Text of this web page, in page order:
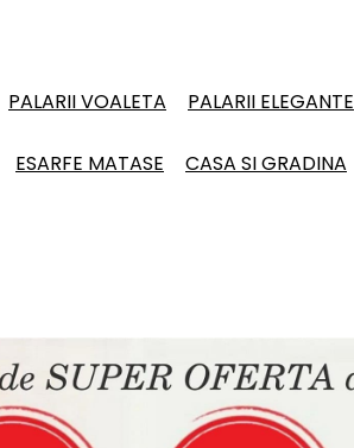
PALARII VOALETA PALARII ELEGANTE
ESARFE MATASE CASA SI GRADINA